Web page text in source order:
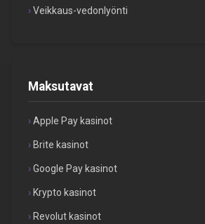
Veikkaus-vedonlyönti
Maksutavat
Apple Pay kasinot
Brite kasinot
Google Pay kasinot
Krypto kasinot
Revolut kasinot